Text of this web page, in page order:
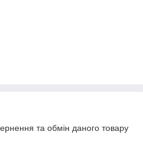
та обмін даного товару